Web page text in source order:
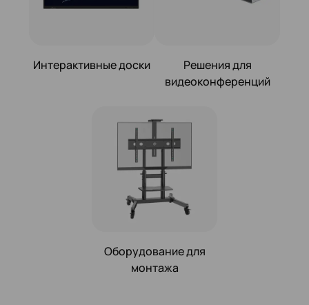
Интерактивные доски
Решения для
видеоконференций
Оборудование для
монтажа